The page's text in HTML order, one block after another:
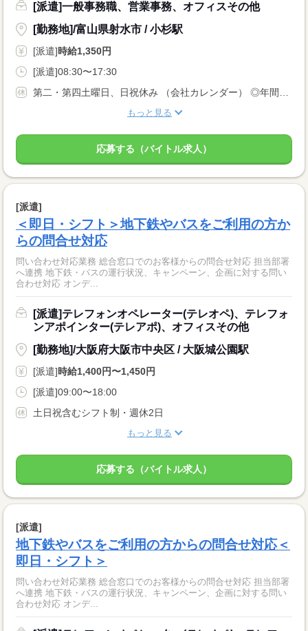
[派遣]一般事務職、営業事務、オフィスその他
[勤務地]/富山県射水市 / 小杉駅
[派遣]時給1,350円
[派遣]08:30〜17:30
第二・第四土曜日、日祝休み （会社カレンダー） ◎年間休日120日
もっと見る
応募する（バイトル求人）
[派遣]
＜即日・シフト＞地下鉄やバスをご利用の方か
らの問合せ対応
問い合わせ対応業務 総合窓口でのお客様からの問合せ対応 担当部署
へ連携 地下鉄・バスの運行状況、キャンペーン、企画に対する問い
合わせ対応 オンデ...
[派遣]テレフォンオペレーター(テレオペ)、テレフォ
ンアポインター(テレアポ)、オフィスその他
[勤務地]/大阪府大阪市中央区 / 大阪城公園駅
[派遣]時給1,400円〜1,450円
[派遣]09:00〜18:00
土日祝含むシフト制・週休2日
もっと見る
応募する（バイトル求人）
[派遣]
地下鉄やバスをご利用の方からの問合せ対応＜
即日・シフト＞
問い合わせ対応業務 総合窓口でのお客様からの問合せ対応 担当部署
へ連携 地下鉄・バスの運行状況、キャンペーン、企画に対する問い
合わせ対応 オンデ...